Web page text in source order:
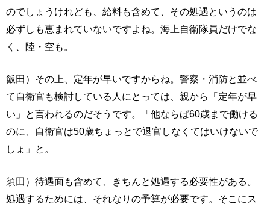
のでしょうけれども、給料も含めて、その処遇というのは
必ずしも恵まれていないですよね。海上自衛隊員だけでな
く、陸・空も。
飯田）その上、定年が早いですからね。警察・消防と並べ
て自衛官も検討している人にとっては、親から「定年が早
い」と言われるのだそうです。「他ならば60歳まで働ける
のに、自衛官は50歳ちょっとで退官しなくてはいけないで
しょ」と。
須田）待遇面も含めて、きちんと処遇する必要性がある。
処遇するためには、それなりの予算が必要です。そこにス